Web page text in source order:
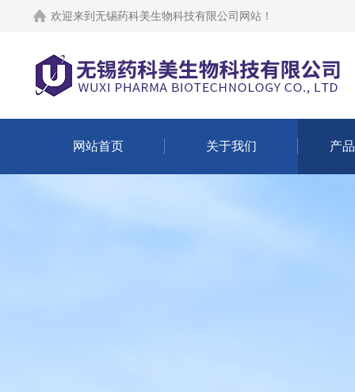
欢迎来到 无锡药科美生物科技有限公司网站 ！
网站首页 关于我们 产